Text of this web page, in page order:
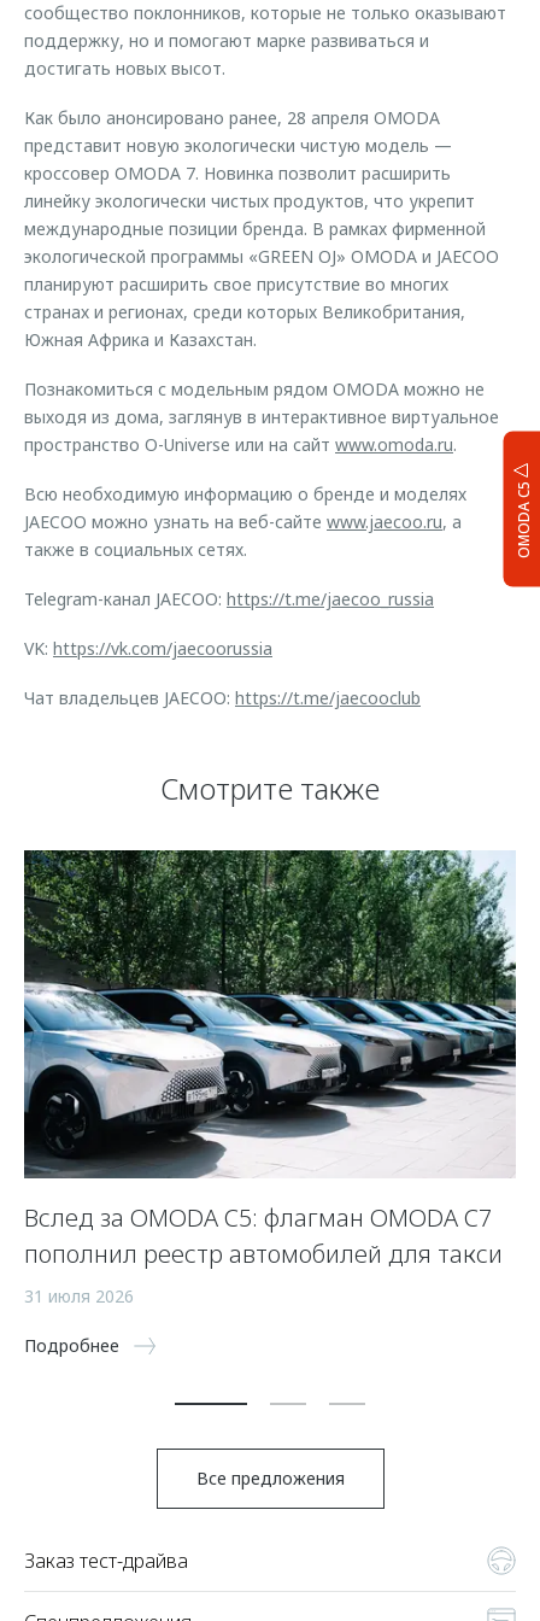
OMODA C5
сообщество поклонников, которые не только оказывают
поддержку, но и помогают марке развиваться и
достигать новых высот.
Как было анонсировано ранее, 28 апреля OMODA
представит новую экологически чистую модель —
кроссовер OMODA 7. Новинка позволит расширить
линейку экологически чистых продуктов, что укрепит
международные позиции бренда. В рамках фирменной
экологической программы «GREEN OJ» OMODA и JAECOO
планируют расширить свое присутствие во многих
странах и регионах, среди которых Великобритания,
Южная Африка и Казахстан.
Познакомиться с модельным рядом OMODA можно не
выходя из дома, заглянув в интерактивное виртуальное
пространство O-Universe или на сайт www.omoda.ru.
Всю необходимую информацию о бренде и моделях
JAECOO можно узнать на веб-сайте www.jaecoo.ru, а
также в социальных сетях.
Telegram-канал JAECOO: https://t.me/jaecoo_russia
VK: https://vk.com/jaecoorussia
Чат владельцев JAECOO: https://t.me/jaecooclub
Смотрите также
Вслед за OMODA C5: флагман OMODA C7
пополнил реестр автомобилей для такси
31 июля 2026
Подробнее
Все предложения
Заказ тест-драйва